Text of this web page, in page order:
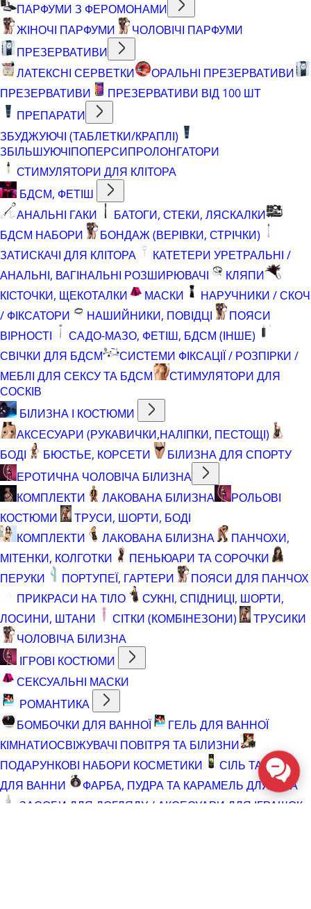
ПАРФУМИ З ФЕРОМОНАМИ
ЖІНОЧІ ПАРФУМИ
ЧОЛОВІЧІ ПАРФУМИ
ПРЕЗЕРВАТИВИ
ЛАТЕКСНІ СЕРВЕТКИ
ОРАЛЬНІ ПРЕЗЕРВАТИВИ
ПРЕЗЕРВАТИВИ
ПРЕЗЕРВАТИВИ ВІД 100 ШТ
ПРЕПАРАТИ
ЗБУДЖУЮЧІ (ТАБЛЕТКИ/КРАПЛІ)
ЗБІЛЬШУЮЧІПОПЕРСИПРОЛОНГАТОРИ
СТИМУЛЯТОРИ ДЛЯ КЛІТОРА
БДСМ, ФЕТІШ
АНАЛЬНІ ГАКИ
БАТОГИ, СТЕКИ, ЛЯСКАЛКИ
БДСМ НАБОРИ
БОНДАЖ (ВЕРІВКИ, СТРІЧКИ)
ЗАТИСКАЧІ ДЛЯ КЛІТОРА
КАТЕТЕРИ УРЕТРАЛЬНІ /
АНАЛЬНІ, ВАГІНАЛЬНІ РОЗШИРЮВАЧІ
КЛЯПИ
КІСТОЧКИ, ЩЕКОТАЛКИ
МАСКИ
НАРУЧНИКИ / СКОЧ
/ ФІКСАТОРИ
НАШИЙНИКИ, ПОВІДЦІ
ПОЯСИ
ВІРНОСТІ
САДО-МАЗО, ФЕТІШ, БДСМ (ІНШЕ)
СВІЧКИ ДЛЯ БДСМ
СИСТЕМИ ФІКСАЦІЇ / РОЗПІРКИ /
МЕБЛІ ДЛЯ СЕКСУ ТА БДСМ
СТИМУЛЯТОРИ ДЛЯ
СОСКІВ
БІЛИЗНА І КОСТЮМИ
АКСЕСУАРИ (РУКАВИЧКИ,НАЛІПКИ, ПЕСТОЩІ)
БОДІ
БЮСТЬЕ, КОРСЕТИ
БІЛИЗНА ДЛЯ СПОРТУ
ЕРОТИЧНА ЧОЛОВІЧА БІЛИЗНА
КОМПЛЕКТИ
ЛАКОВАНА БІЛИЗНА
РОЛЬОВІ
КОСТЮМИ
ТРУСИ, ШОРТИ, БОДІ
КОМПЛЕКТИ
ЛАКОВАНА БІЛИЗНА
ПАНЧОХИ,
МІТЕНКИ, КОЛГОТКИ
ПЕНЬЮАРИ ТА СОРОЧКИ
ПЕРУКИ
ПОРТУПЕЇ, ГАРТЕРИ
ПОЯСИ ДЛЯ ПАНЧОХ
ПРИКРАСИ НА ТІЛО
СУКНІ, СПІДНИЦІ, ШОРТИ,
ЛОСИНИ, ШТАНИ
СІТКИ (КОМБІНЕЗОНИ)
ТРУСИКИ
ЧОЛОВІЧА БІЛИЗНА
ІГРОВІ КОСТЮМИ
СЕКСУАЛЬНІ МАСКИ
РОМАНТИКА
БОМБОЧКИ ДЛЯ ВАННОЇ
ГЕЛЬ ДЛЯ ВАННОЇ
КІМНАТИОСВІЖУВАЧІ ПОВІТРЯ ТА БІЛИЗНИ
ПОДАРУНКОВІ НАБОРИ КОСМЕТИКИ
СІЛЬ ТА ПІНА
ДЛЯ ВАННИ
ФАРБА, ПУДРА ТА КАРАМЕЛЬ ДЛЯ ТІЛА
ЗАСОБИ ДЛЯ ДОГЛЯДУ / АКСЕСУАРИ ДЛЯ ІГРАШОК